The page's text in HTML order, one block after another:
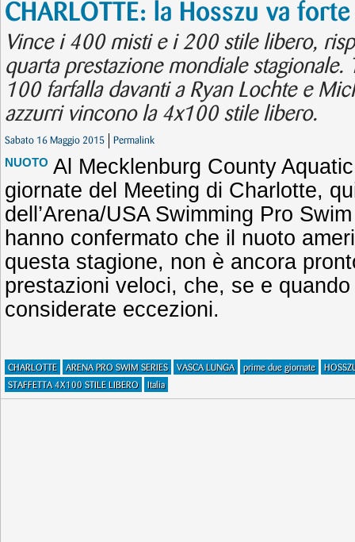
CHARLOTTE: la Hosszu va
Vince i 400 misti e i 200 stile libero,
quarta prestazione mondiale stagionale.
100 farfalla davanti a Ryan Lochte e
azzurri vincono la 4x100 stile libero.
Sabato 16 Maggio 2015 Permalink
NUOTO Al Mecklenburg County
giornate del Meeting di Charlotte,
dell’Arena/USA Swimming Pro
hanno confermato che il nuoto
questa stagione, non è ancora
prestazioni veloci, che, se e
considerate eccezioni.
CHARLOTTE ARENA PRO SWIM SERIES VASCA LUNGA prime due giornate
STAFFETTA 4X100 STILE LIBERO
Italia